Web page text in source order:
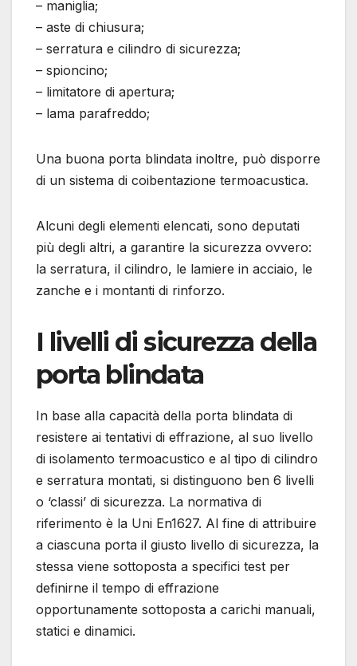
– maniglia;
– aste di chiusura;
– serratura e cilindro di sicurezza;
– spioncino;
– limitatore di apertura;
– lama parafreddo;
Una buona porta blindata inoltre, può disporre
di un sistema di coibentazione termoacustica.
Alcuni degli elementi elencati, sono deputati
più degli altri, a garantire la sicurezza ovvero:
la serratura, il cilindro, le lamiere in acciaio, le
zanche e i montanti di rinforzo.
I livelli di sicurezza della
porta blindata
In base alla capacità della porta blindata di
resistere ai tentativi di effrazione, al suo livello
di isolamento termoacustico e al tipo di cilindro
e serratura montati, si distinguono ben 6 livelli
o ‘classi’ di sicurezza. La normativa di
riferimento è la Uni En1627. Al fine di attribuire
a ciascuna porta il giusto livello di sicurezza, la
stessa viene sottoposta a specifici test per
definirne il tempo di effrazione
opportunamente sottoposta a carichi manuali,
statici e dinamici.